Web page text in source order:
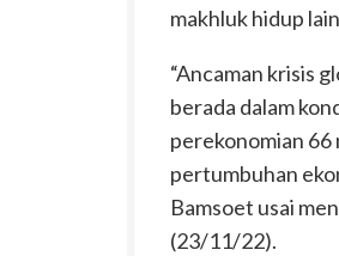
makhluk hidup
“Ancaman krisis
berada dalam
perekonomian 66
pertumbuhan
Bamsoet usai
(23/11/22).